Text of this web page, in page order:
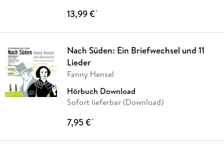
13,99 €*
Nach Süden: Ein Briefwechsel und 11
Lieder
Fanny Hensel
Hörbuch Download
Sofort lieferbar (Download)
7,95 €*